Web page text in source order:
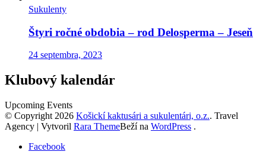
Sukulenty
Štyri ročné obdobia – rod Delosperma – Jeseň
24 septembra, 2023
Klubový kalendár
Upcoming Events
© Copyright 2026 Košickí kaktusári a sukulentári, o.z.. Travel
Agency | Vytvoril Rara ThemeBeží na WordPress .
Facebook